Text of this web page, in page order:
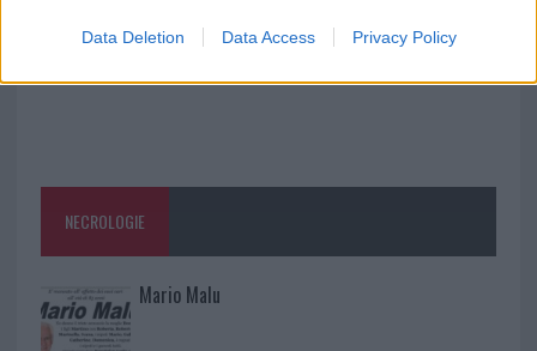
Data Deletion Data Access Privacy Policy
NECROLOGIE
Mario Malu